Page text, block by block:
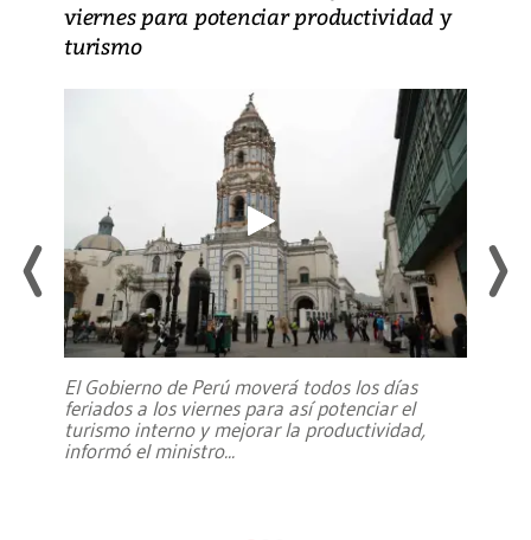
viernes para potenciar productividad y
turismo
El Gobierno de Perú moverá todos los días
feriados a los viernes para así potenciar el
turismo interno y mejorar la productividad,
informó el ministro...